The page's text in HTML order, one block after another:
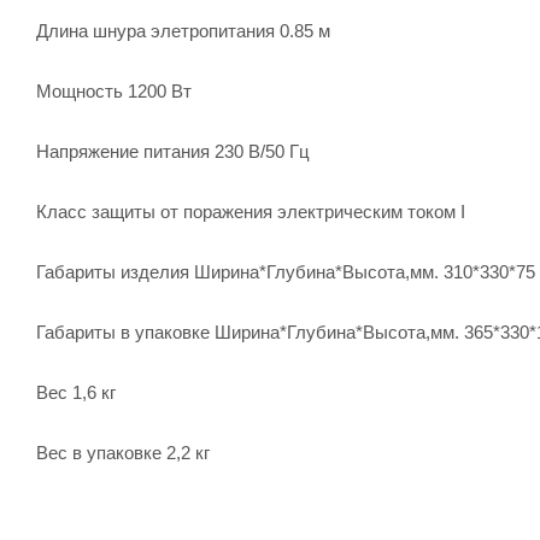
Длина шнура элетропитания 0.85 м
Мощность 1200 Вт
Напряжение питания 230 В/50 Гц
Класс защиты от поражения электрическим током I
Габариты изделия Ширина*Глубина*Высота,мм. 310*330*75
Габариты в упаковке Ширина*Глубина*Высота,мм.
Вес 1,6 кг
Вес в упаковке 2,2 кг